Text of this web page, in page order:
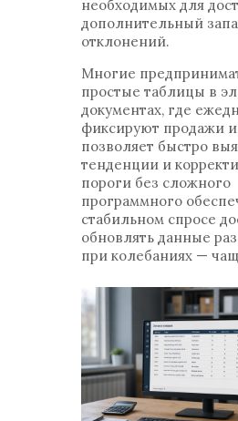
необходимых для
дополнительный
отклонений.
Многие
простые таблицы в
документах, где
фиксируют продажи и
позволяет быстро
тенденции и
пороги без сложного
программного
стабильном спросе
обновлять данные
при колебаниях —